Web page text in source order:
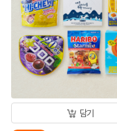
담기